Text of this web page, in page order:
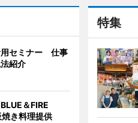
特集
用セミナー 仕事
紹介
＆FIRE
き料理提供